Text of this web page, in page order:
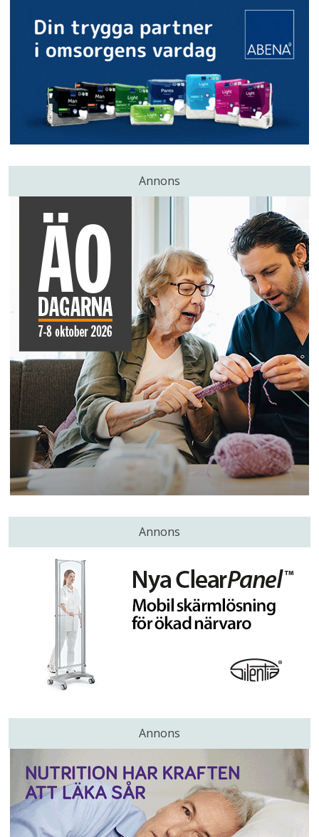
Annons
Annons
Annons